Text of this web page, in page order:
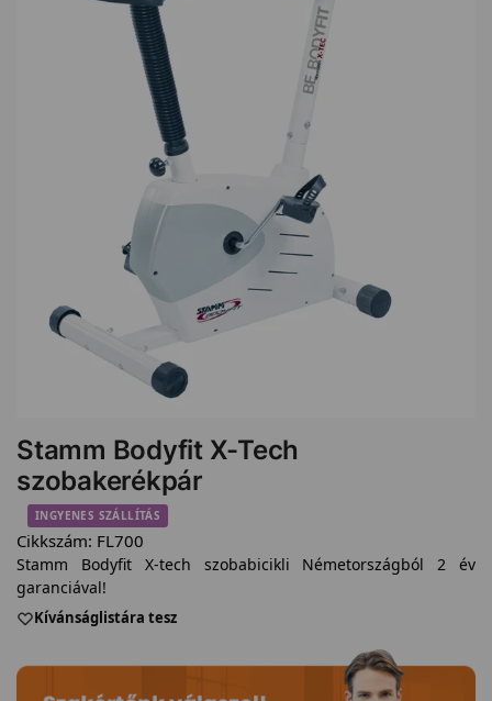
Stamm Bodyfit X-Tech
szobakerékpár
INGYENES SZÁLLÍTÁS
Cikkszám: FL700
Stamm Bodyfit X-tech szobabicikli Németországból 2 év
garanciával!
Kívánságlistára tesz